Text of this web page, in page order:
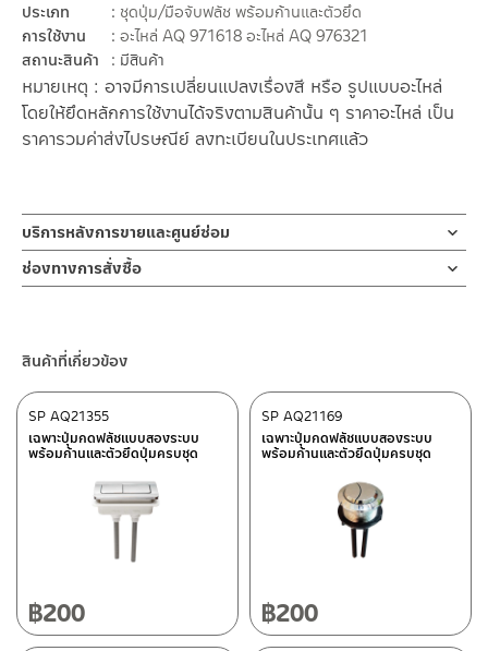
ประเภท
ชุดปุ่ม/มือจับฟลัช พร้อมก้านและตัวยึด
การใช้งาน
อะไหล่ AQ 971618 อะไหล่ AQ 976321
สถานะสินค้า
มีสินค้า
หมายเหตุ : อาจมีการเปลี่ยนแปลงเรื่องสี หรือ รูปแบบอะไหล่
โดยให้ยึดหลักการใช้งานได้จริงตามสินค้านั้น ๆ ราคาอะไหล่ เป็น
ราคารวมค่าส่งไปรษณีย์ ลงทะเบียนในประเทศแล้ว
บริการหลังการขายและศูนย์ซ่อม
ช่องทางออนไลน์
– Email: contact@charnpaiboon.com
ศูนย์บริการและอะไหล่ กรุงเทพฯ
662/61-62 ถนน พระราม3 แขวงบางโพงพาง เขตยานนาวา กรุงเทพฯ
โทร: 02-358-0080 / 080-075-8668 / 091-545-0556
ช่องทางการสั่งซื้อ
– Shopee
–Lazada
ติดต่อพนักงานขาย / Contact Sales Staff
โทร: 02-285-5795
@charnpaiboon.sales
สินค้าที่เกี่ยวข้อง
เฉพาะปุ่มกดฟลัชแบบสองระบบ
พร้อมก้านและตัวยึดปุ่มครบชุด
SP AQ21355
฿200
เฉพาะปุ่มกดฟลัชแบบสองระบบ
พร้อมก้านและตัวยึดปุ่มครบชุด
SP AQ21169
฿200